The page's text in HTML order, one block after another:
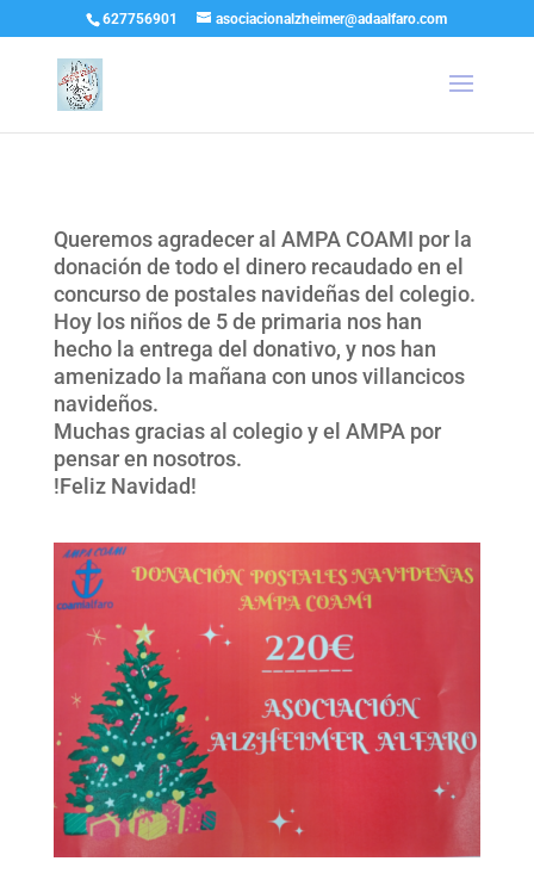
627756901 asociacionalzheimer@adaalfaro.com
Queremos agradecer al AMPA COAMI por la
donación de todo el dinero recaudado en el
concurso de postales navideñas del colegio.
Hoy los niños de 5 de primaria nos han
hecho la entrega del donativo, y nos han
amenizado la mañana con unos villancicos
navideños.
Muchas gracias al colegio y el AMPA por
pensar en nosotros.
!Feliz Navidad!